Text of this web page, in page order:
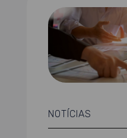
NOTÍCIAS